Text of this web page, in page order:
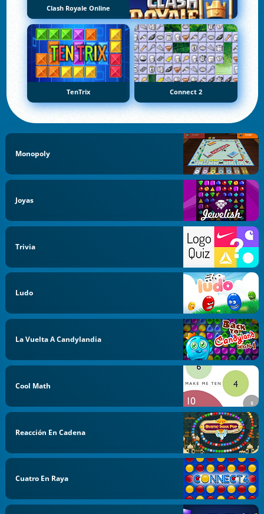
Clash Royale Online
TenTrix Connect 2
Monopoly
Joyas
Trivia
Ludo
La Vuelta A Candylandia
Cool Math
Reacción En Cadena
Cuatro En Raya